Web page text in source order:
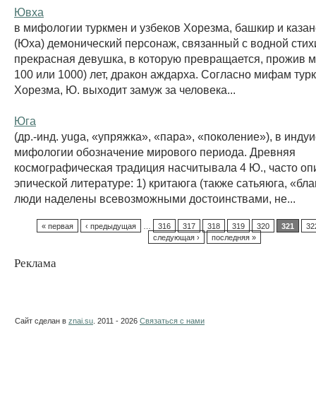
Ювха
в мифологии туркмен и узбеков Хорезма, башкир и
(Юха) демонический персонаж, связанный с водной
прекрасная девушка, в которую превращается, прожив
100 или 1000) лет, дракон аждарха. Согласно мифам
Хорезма, Ю. выходит замуж за человека...
Юга
(др.-инд. yuga, «упряжка», «пара», «поколение»), в
мифологии обозначение мирового периода. Древняя
космографическая традиция насчитывала 4 Ю., часто
эпической литературе: 1) критаюга (также сатьяюга,
люди наделены всевозможными достоинствами, не...
« первая ‹ предыдущая 316 317 318 319 320 321
следующая ›
последняя »
Реклама
Сайт сделан в znai.su . 2011 - 2026 Связаться с нами